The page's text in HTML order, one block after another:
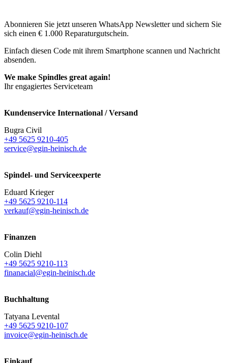
Abonnieren Sie jetzt unseren WhatsApp Newsletter und sichern Sie
sich einen € 1.000 Reparaturgutschein.
Einfach diesen Code mit ihrem Smartphone scannen und Nachricht
absenden.
We make Spindles great again!
Ihr engagiertes Serviceteam
Kundenservice International / Versand
Bugra Civil
+49 5625 9210-405
service@egin-heinisch.de
Spindel- und Serviceexperte
Eduard Krieger
+49 5625 9210-114
verkauf@egin-heinisch.de
Finanzen
Colin Diehl
+49 5625 9210-113
finanacial@egin-heinisch.de
Buchhaltung
Tatyana Levental
+49 5625 9210-107
invoice@egin-heinisch.de